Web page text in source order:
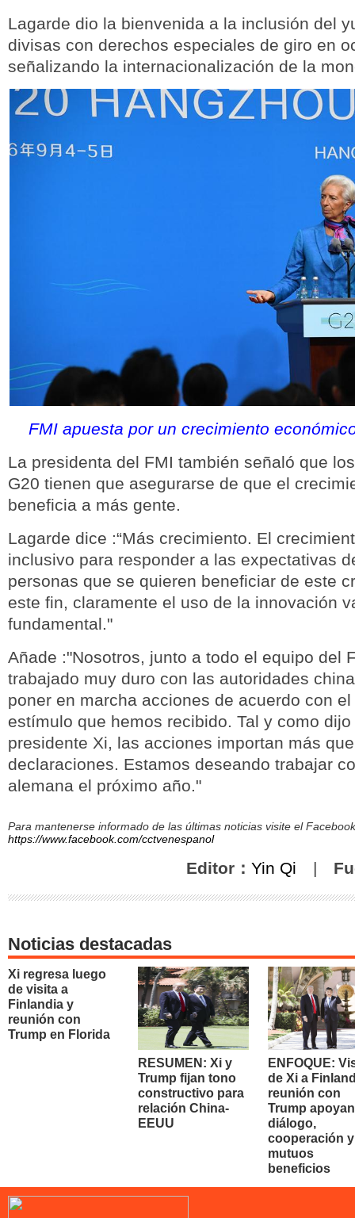
Lagarde dio la bienvenida a la inclusión del
divisas con derechos especiales de giro en
señalizando la internacionalización de la
FMI apuesta por un crecimiento
La presidenta del FMI también señaló que
G20 tienen que asegurarse de que el
beneficia a más gente.
Lagarde dice :“Más crecimiento. El
inclusivo para responder a las expectativas
personas que se quieren beneficiar de este
este fin, claramente el uso de la innovación
fundamental."
Añade :"Nosotros, junto a todo el equipo del
trabajado muy duro con las autoridades
poner en marcha acciones de acuerdo con
estímulo que hemos recibido. Tal y como
presidente Xi, las acciones importan más
declaraciones. Estamos deseando trabajar
alemana el próximo año."
Para mantenerse informado de las últimas noticias visite el
https://www.facebook.com/cctvenespanol
Editor： Yin Qi |
Noticias destacadas
Xi regresa luego
de visita a
Finlandia y
reunión con
Trump en Florida
RESUMEN: Xi y
Trump fijan tono
constructivo para
relación China-
EEUU
ENFOQUE:
de Xi a
reunión con
Trump apoyan
diálogo,
cooperación y
mutuos
beneficios